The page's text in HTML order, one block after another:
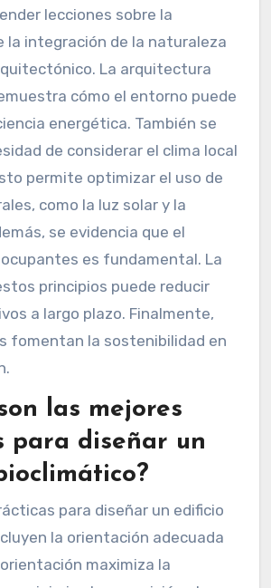
lecciones sobre la
la integración de la naturaleza
La arquitectura
cómo el entorno puede
energética. También se
de considerar el clima local
permite optimizar el uso de
como la luz solar y la
se evidencia que el
es fundamental. La
principios puede reducir
a largo plazo. Finalmente,
fomentan la sostenibilidad en
las mejores
para diseñar un
para diseñar un edificio
la orientación adecuada
maximiza la